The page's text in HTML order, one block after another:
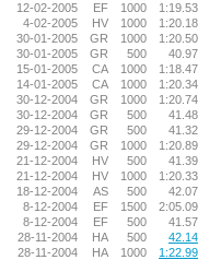
12-02-2005
EF 1000 1:19.53
4-02-2005
HV 1000 1:20.18
30-01-2005
GR 1000 1:20.50
30-01-2005
GR 500 40.97
15-01-2005
CA 1000 1:18.47
14-01-2005
CA 1000 1:20.34
30-12-2004
GR 1000 1:20.74
30-12-2004
GR 500 41.48
29-12-2004
GR 500 41.32
29-12-2004
GR 1000 1:20.89
21-12-2004
HV 500 41.39
21-12-2004
HV 1000 1:20.33
18-12-2004
AS 500 42.07
8-12-2004
EF 1500 2:05.09
8-12-2004
EF 500 41.57
28-11-2004
HA 500 42.14
28-11-2004
HA 1000 1:22.99